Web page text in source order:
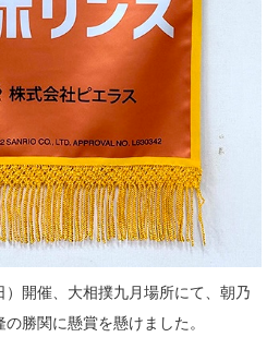
）開催、大相撲九月場所にて、朝乃
勝関に懸賞を懸けました。